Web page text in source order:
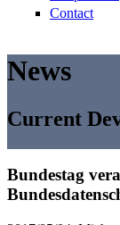
Contact
News
Current
Bundestag